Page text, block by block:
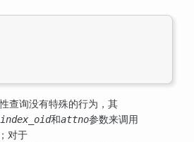
查询没有特殊的行为，其
index_oid和attno参数来调用
对于